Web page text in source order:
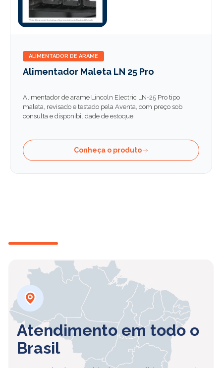
ALIMENTADOR DE ARAME
Alimentador Maleta LN 25 Pro
Alimentador de arame Lincoln Electric LN-25 Pro tipo
maleta, revisado e testado pela Aventa, com preço sob
consulta e disponibilidade de estoque.
Conheça o produto
Atendimento em todo o
Brasil